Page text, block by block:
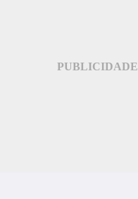
PUBLICIDADE